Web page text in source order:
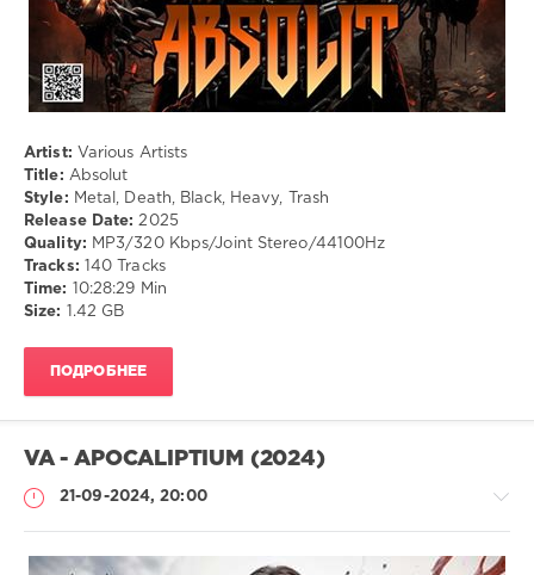
Artist: Various Artists
Title: Absolut
Style: Metal, Death, Black, Heavy, Trash
Release Date: 2025
Quality: MP3/320 Kbps/Joint Stereo/44100Hz
Tracks: 140 Tracks
Time:
10:28:29 Min
Size:
1.42 GB
ПОДРОБНЕЕ
VA - APOCALIPTIUM (2024)
21-09-2024, 20:00